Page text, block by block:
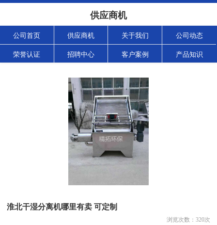
供应商机
公司首页 供应商机 关于我们 公司动态
荣誉认证 招聘中心 客户案例 产品知识
淮北干湿分离机哪里有卖 可定制
浏览次数： 320次